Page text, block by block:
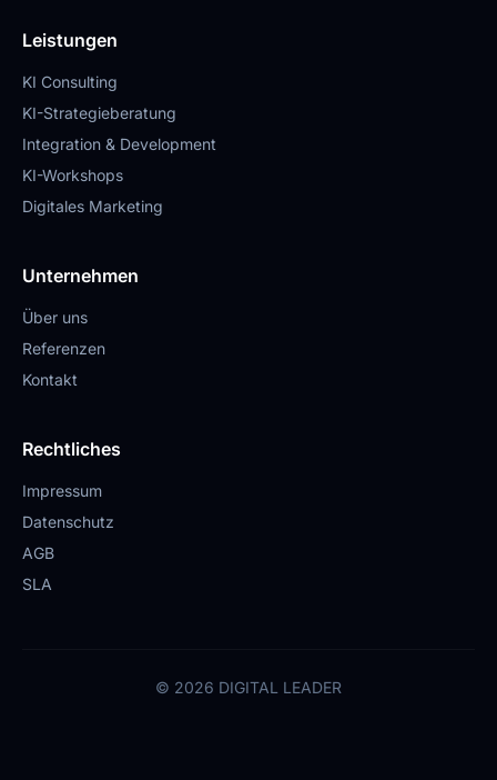
Leistungen
KI Consulting
KI-Strategieberatung
Integration & Development
KI-Workshops
Digitales Marketing
Unternehmen
Über uns
Referenzen
Kontakt
Rechtliches
Impressum
Datenschutz
AGB
SLA
© 2026 DIGITAL LEADER